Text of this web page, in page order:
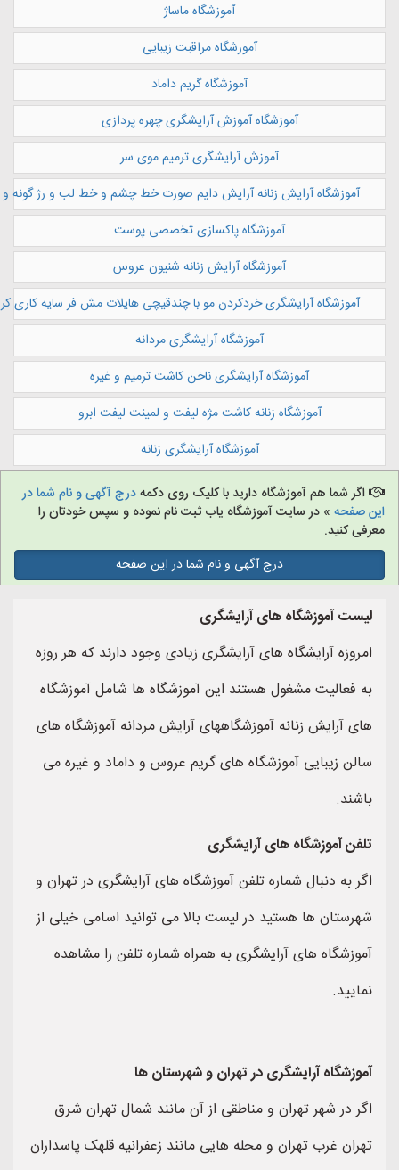
آموزشگاه ماساژ
آموزشگاه مراقبت زیبایی
آموزشگاه گریم داماد
آموزشگاه آموزش آرایشگری چهره پردازی
آموزش آرایشگری ترمیم موی سر
آرایش زنانه آرایش دایم صورت خط چشم و خط لب و رژ گونه و رژ لب
آموزشگاه پاکسازی تخصصی پوست
آموزشگاه آرایش زنانه شنیون عروس
آرایشگری خردکردن مو با چندقیچی هایلات مش فر سایه کاری کراتینه
آموزشگاه آرایشگری مردانه
آموزشگاه آرایشگری ناخن کاشت ترمیم و غیره
آموزشگاه زنانه کاشت مژه لیفت و لمینت لیفت ابرو
آموزشگاه آرایشگری زنانه
شما هم آموزشگاه دارید با کلیک روی دکمهدرج آگهی و نام شما در
» در سایت آموزشگاه یاب ثبت نام نموده و سپس خودتان را
کنید.
درج آگهی و نام شما در این صفحه
آموزشگاه های آرایشگری
آرایشگاه های آرایشگری زیادی وجود دارند که هر روزه
مشغول هستند این آموزشگاه ها شامل آموزشگاه
آرایش زنانه آموزشگاههای آرایش مردانه آموزشگاه های
زیبایی آموزشگاه های گریم عروس و داماد و غیره می
آموزشگاه های آرایشگری
به دنبال شماره تلفن آموزشگاه های آرایشگری در تهران و
ها هستید در لیست بالا می توانید اسامی خیلی از
های آرایشگری به همراه شماره تلفن را مشاهده
آرایشگری در تهران و شهرستان ها
در شهر تهران و مناطقی از آن مانند شمال تهران شرق
غرب تهران و محله هایی مانند زعفرانیه قلهک پاسداران